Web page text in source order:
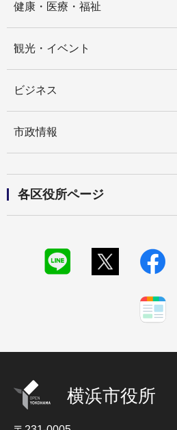
健康・医療・福祉
観光・イベント
ビジネス
市政情報
各区役所ページ
横浜市役所